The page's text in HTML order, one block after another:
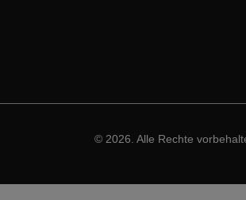
© 2026. Alle Rechte